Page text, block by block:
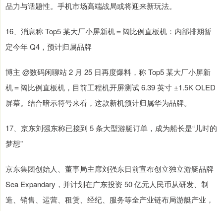
品力与话题性。手机市场高端战局或将迎来新玩法。
16、消息称 Top5 某大厂小屏新机＝阔比例直板机：内部排期暂
定今年 Q4，预计归属品牌
博主 @数码闲聊站 2 月 25 日再度爆料，称 Top5 某大厂小屏新
机＝阔比例直板机，目前工程机开屏测试 6.39 英寸 ±1.5K OLED
屏幕。结合暗示符号来看，这款新机预计归属华为品牌。
17、京东刘强东称已接到 5 条大型游艇订单，成为船长是“儿时的
梦想”
京东集团创始人、董事局主席刘强东日前宣布创立独立游艇品牌
Sea Expandary，并计划在广东投资 50 亿元人民币从研发、制
造、销售、运营、租赁、经纪、服务等全产业链布局游艇产业，